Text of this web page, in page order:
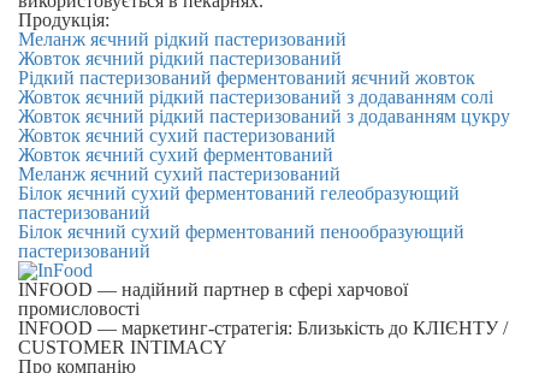
Продукція:
Меланж яєчний рідкий пастеризований
Жовток яєчний рідкий пастеризований
Рідкий пастеризований ферментований яєчний жовток
Жовток яєчний рідкий пастеризований з додаванням солі
Жовток яєчний рідкий пастеризований з додаванням цукру
Жовток яєчний сухий пастеризований
Жовток яєчний сухий ферментований
Меланж яєчний сухий пастеризований
Білок яєчний сухий ферментований гелеобразующий
пастеризований
Білок яєчний сухий ферментований пенообразующий
пастеризований
INFOOD — надійний партнер в сфері харчової
промисловості
INFOOD — маркетинг-стратегія: Близькість до КЛІЄНТУ /
CUSTOMER INTIMACY
Про компанію